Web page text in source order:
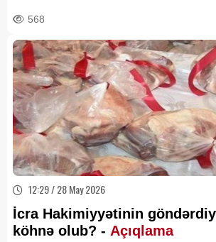
568
12:29 / 28 May 2026
İcra Hakimiyyətinin
köhnə olub? - Açıqlama